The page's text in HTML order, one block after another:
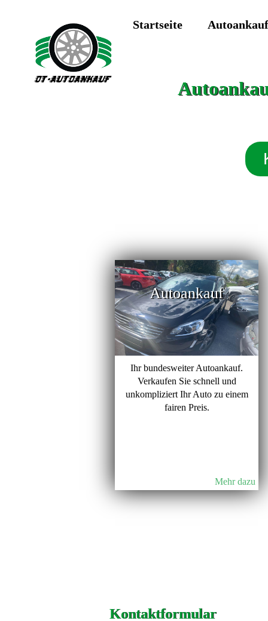
Startseite Autoankauf
Autoankauf
Ihr bundesweiter Autoankauf.
Verkaufen Sie schnell und
unkompliziert Ihr Auto zu einem
fairen Preis.
Mehr dazu
Kontaktformular